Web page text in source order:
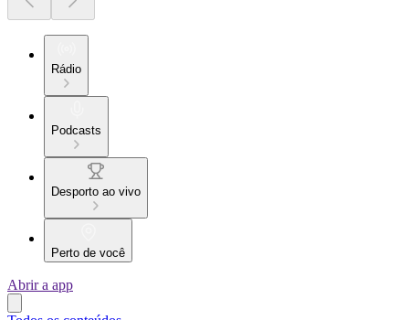
Rádio
Podcasts
Desporto ao vivo
Perto de você
Abrir a app